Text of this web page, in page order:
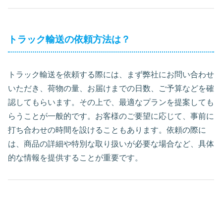
トラック輸送の依頼方法は？
トラック輸送を依頼する際には、まず弊社にお問い合わせ
いただき、荷物の量、お届けまでの日数、ご予算などを確
認してもらいます。その上で、最適なプランを提案しても
らうことが一般的です。お客様のご要望に応じて、事前に
打ち合わせの時間を設けることもあります。依頼の際に
は、商品の詳細や特別な取り扱いが必要な場合など、具体
的な情報を提供することが重要です。